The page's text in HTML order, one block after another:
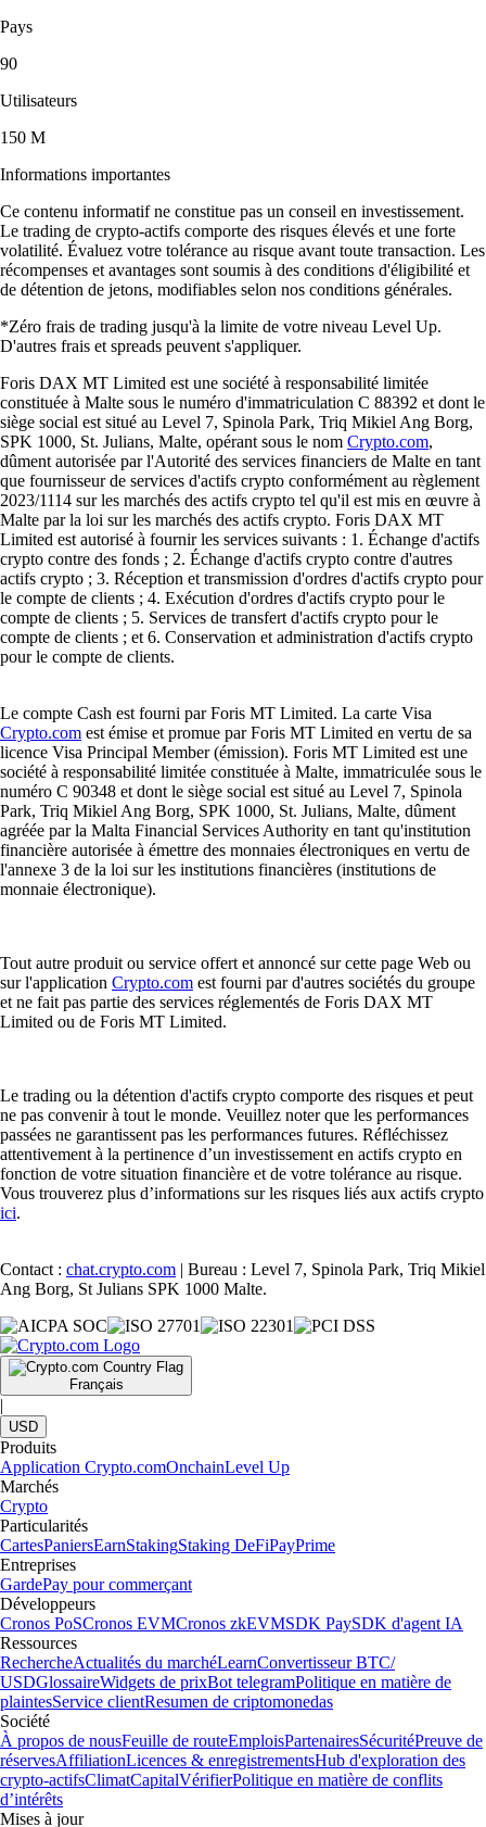
Pays
90
Utilisateurs
150 M
Informations importantes
Ce contenu informatif ne constitue pas un conseil en investissement.
Le trading de crypto-actifs comporte des risques élevés et une forte
volatilité. Évaluez votre tolérance au risque avant toute transaction. Les
récompenses et avantages sont soumis à des conditions d'éligibilité et
de détention de jetons, modifiables selon nos conditions générales.
*Zéro frais de trading jusqu'à la limite de votre niveau Level Up.
D'autres frais et spreads peuvent s'appliquer.
Foris DAX MT Limited est une société à responsabilité limitée
constituée à Malte sous le numéro d'immatriculation C 88392 et dont le
siège social est situé au Level 7, Spinola Park, Triq Mikiel Ang Borg,
SPK 1000, St. Julians, Malte, opérant sous le nom Crypto.com,
dûment autorisée par l'Autorité des services financiers de Malte en tant
que fournisseur de services d'actifs crypto conformément au règlement
2023/1114 sur les marchés des actifs crypto tel qu'il est mis en œuvre à
Malte par la loi sur les marchés des actifs crypto. Foris DAX MT
Limited est autorisé à fournir les services suivants : 1. Échange d'actifs
crypto contre des fonds ; 2. Échange d'actifs crypto contre d'autres
actifs crypto ; 3. Réception et transmission d'ordres d'actifs crypto pour
le compte de clients ; 4. Exécution d'ordres d'actifs crypto pour le
compte de clients ; 5. Services de transfert d'actifs crypto pour le
compte de clients ; et 6. Conservation et administration d'actifs crypto
pour le compte de clients.
Le compte Cash est fourni par Foris MT Limited. La carte Visa
Crypto.com est émise et promue par Foris MT Limited en vertu de sa
licence Visa Principal Member (émission). Foris MT Limited est une
société à responsabilité limitée constituée à Malte, immatriculée sous le
numéro C 90348 et dont le siège social est situé au Level 7, Spinola
Park, Triq Mikiel Ang Borg, SPK 1000, St. Julians, Malte, dûment
agréée par la Malta Financial Services Authority en tant qu'institution
financière autorisée à émettre des monnaies électroniques en vertu de
l'annexe 3 de la loi sur les institutions financières (institutions de
monnaie électronique).
Tout autre produit ou service offert et annoncé sur cette page Web ou
sur l'application Crypto.com est fourni par d'autres sociétés du groupe
et ne fait pas partie des services réglementés de Foris DAX MT
Limited ou de Foris MT Limited.
Le trading ou la détention d'actifs crypto comporte des risques et peut
ne pas convenir à tout le monde. Veuillez noter que les performances
passées ne garantissent pas les performances futures. Réfléchissez
attentivement à la pertinence d’un investissement en actifs crypto en
fonction de votre situation financière et de votre tolérance au risque.
Vous trouverez plus d’informations sur les risques liés aux actifs crypto
ici.
Contact : chat.crypto.com | Bureau : Level 7, Spinola Park, Triq Mikiel
Ang Borg, St Julians SPK 1000 Malte.
Français
|
USD
Produits
Application Crypto.comOnchainLevel Up
Marchés
Crypto
Particularités
CartesPaniersEarnStakingStaking DeFiPayPrime
Entreprises
GardePay pour commerçant
Développeurs
Cronos PoSCronos EVMCronos zkEVMSDK PaySDK d'agent IA
Ressources
RechercheActualités du marchéLearnConvertisseur BTC/
USDGlossaireWidgets de prixBot telegramPolitique en matière de
plaintesService clientResumen de criptomonedas
Société
À propos de nousFeuille de routeEmploisPartenairesSécuritéPreuve de
réservesAffiliationLicences & enregistrementsHub d'exploration des
crypto-actifsClimatCapitalVérifierPolitique en matière de conflits
d’intérêts
Mises à jour